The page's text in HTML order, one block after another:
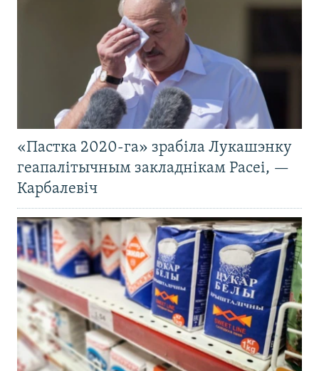
«Пастка 2020-га» зрабіла Лукашэнку
геапалітычным закладнікам Расеі, —
Карбалевіч